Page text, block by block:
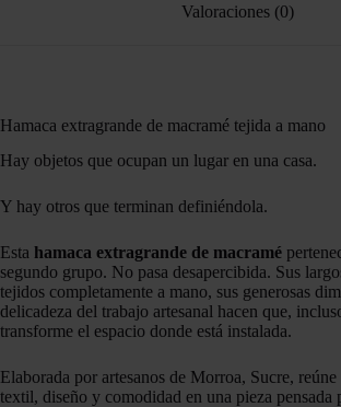
Valoraciones (0)
Hamaca extragrande de macramé tejida a mano
Hay objetos que ocupan un lugar en una casa.
Y hay otros que terminan definiéndola.
Esta hamaca extragrande de macramé
segundo grupo. No pasa desapercibida. Sus
tejidos completamente a mano, sus generosas
delicadeza del trabajo artesanal hacen que,
transforme el espacio donde está instalada.
Elaborada por artesanos de Morroa, Sucre,
textil, diseño y comodidad en una pieza pensada